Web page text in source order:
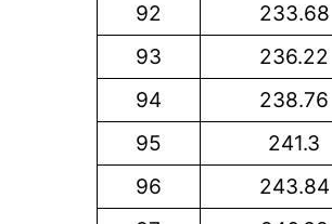
92
233.68
93
236.22
94
238.76
95
241.3
96
243.84